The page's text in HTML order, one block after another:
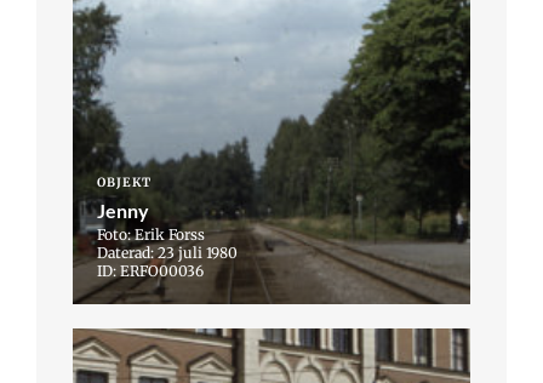
OBJEKT
Jenny
Foto: Erik Forss
Daterad: 23 juli 1980
ID: ERFO00036